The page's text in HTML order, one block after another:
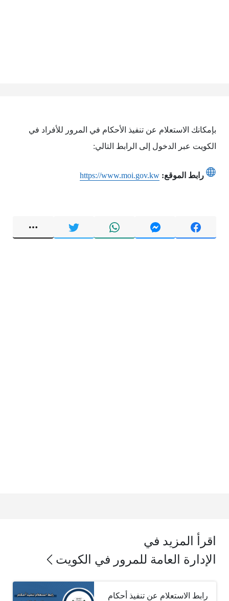
بإمكانك الاستعلام عن تنفيذ الأحكام في المرور للأفراد في
الكويت عبر الدخول إلى الرابط التالي:
رابط الموقع: https://www.moi.gov.kw
اقرأ المزيد في
الإدارة العامة للمرور في الكويت
رابط الاستعلام عن تنفيذ أحكام